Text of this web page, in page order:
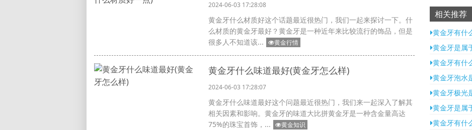
2024-06-03 17:28:08
黄金牙什么材质好这个话题最近很热门，我们一起来探讨一下。什
么材质的黄金牙最好？黄金牙是一种近年来比较流行的饰品，但是
很多人不知道该...
黄金行情
黄金牙什么味道最好(黄金牙怎么样)
2024-06-03 17:28:07
黄金牙什么味道最好这个问题最近很热门，我们来一起深入了解其
相关因素和影响。黄金牙的味道大比拼黄金牙是一种含金量高达
75%的珠宝首饰，...
黄金知识
相关推荐
黄金牙有什
黄金牙是属
黄金牙有什
黄金牙泡水
黄金牙极光
黄金牙是属
黄金牙有什